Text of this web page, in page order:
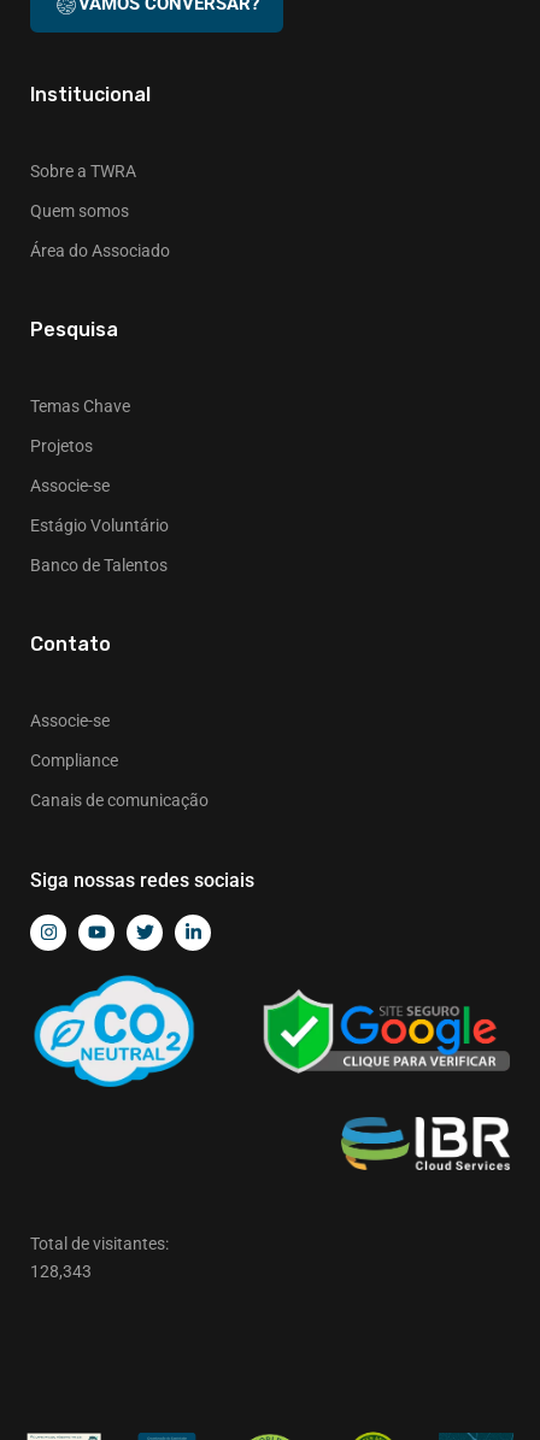
Institucional
Sobre a TWRA
Quem somos
Área do Associado
Pesquisa
Temas Chave
Projetos
Associe-se
Estágio Voluntário
Banco de Talentos
Contato
Associe-se
Compliance
Canais de comunicação
Siga nossas redes sociais
Total de visitantes:
128,343